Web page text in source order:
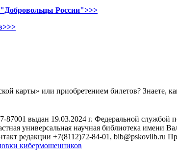
России">>>
карты» или приобретением билетов? Знаете,
выдан 19.03.2024 г. Федеральной службой
универсальная научная библиотека имени
редакции +7(8112)72-84-01, bib@pskovlib.ru
кибермошенников